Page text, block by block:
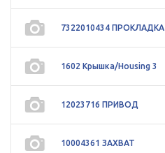
7322010434 ПРОКЛАДКА
1602 Крышка/Housing 3
12023716 ПРИВОД
10004361 ЗАХВАТ